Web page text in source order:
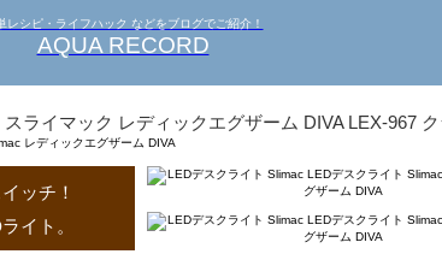
レシピ・ライフハック などをブログでご紹介！
AQUA RECORD
ライマック レディックエグザーム DIVA LEX-967
ッチ！
イト。